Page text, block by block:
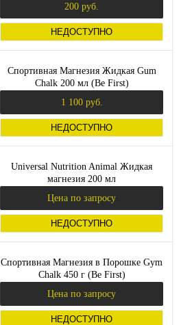
200 руб.
НЕДОСТУПНО
Спортивная Магнезия Жидкая Gum
Chalk 200 мл (Be First)
1 100 руб.
НЕДОСТУПНО
Universal Nutrition Animal Жидкая
магнезия 200 мл
Цена по запросу
НЕДОСТУПНО
Спортивная Магнезия в Порошке Gym
Chalk 450 г (Be First)
Цена по запросу
НЕДОСТУПНО